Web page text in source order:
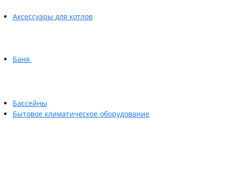
Аксессуары для котлов
Баня
Бассейны
Бытовое климатическое оборудование